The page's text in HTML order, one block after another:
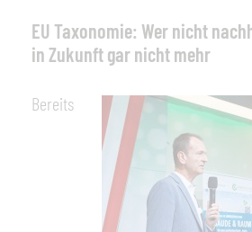
EU Taxonomie: Wer nicht
in Zukunft gar nicht mehr
Bereits